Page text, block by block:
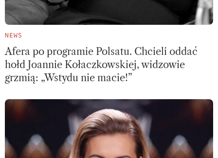
NEWS
Afera po programie Polsatu. Chcieli oddać
hołd Joannie Kołaczkowskiej, widzowie
grzmią: „Wstydu nie macie!”